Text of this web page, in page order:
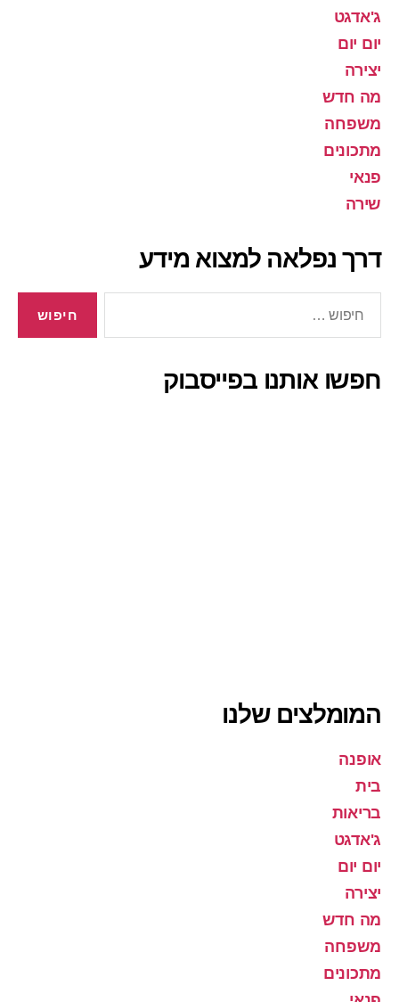
ג'אדגט
יום יום
יצירה
מה חדש
משפחה
מתכונים
פנאי
שירה
דרך נפלאה למצוא מידע
חפשו אותנו בפייסבוק
המומלצים שלנו
אופנה
בית
בריאות
ג'אדגט
יום יום
יצירה
מה חדש
משפחה
מתכונים